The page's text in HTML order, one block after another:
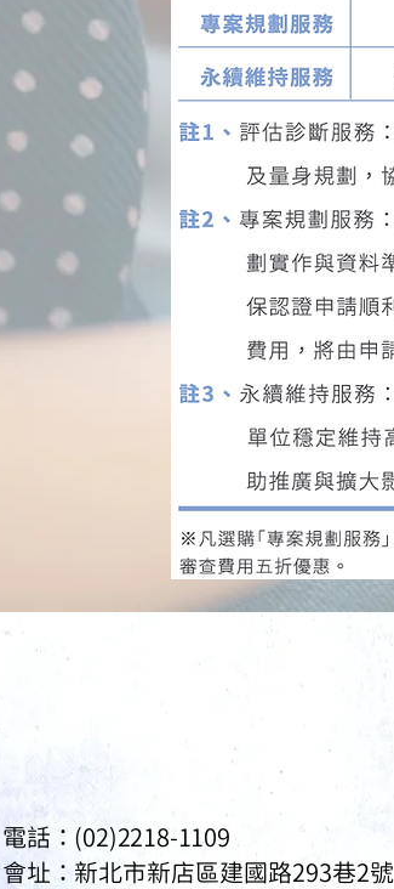
電話：(02)2218-1109
會址：新北市新店區建國路293巷2號